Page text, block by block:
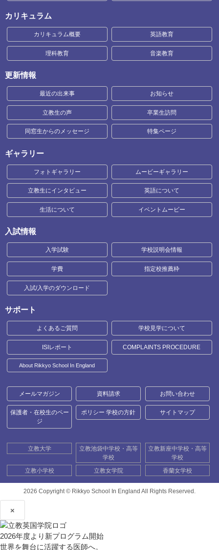
カリキュラム
カリキュラム概要 英語教育
理科教育 音楽教育
更新情報
最近の出来事 お知らせ
立教生の声 卒業生訪問
同窓生からのメッセージ 特集ページ
ギャラリー
フォトギャラリー ムービーギャラリー
立教生にインタビュー 英語について
生活について イベントムービー
入試情報
入学試験 学校説明会情報
学費 指定校推薦枠
入試/入学のダウンロード
サポート
よくあるご質問 学校見学について
ISIレポート COMPLAINTS PROCEDURE
About Rikkyo School In England
メールマガジン 資料請求 お問い合わせ
保護者・在校生のペー
ジ
ポリシー 学校の方針 サイトマップ
立教大学
立教池袋中学校・高等
学校
立教新座中学校・高等
学校
立教小学校
立教女学院 香蘭女学校
2026 Copyright © Rikkyo School In England All Rights Reserved.
×
2026年度より新プログラム開始
世界を舞台に活躍する医師へ。